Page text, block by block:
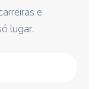
e
lugar.